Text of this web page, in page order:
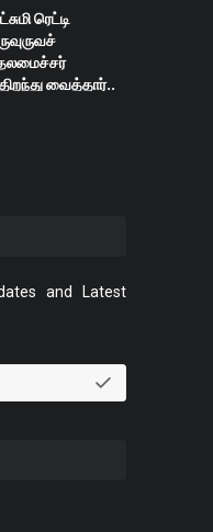
ரெட்டி
வைத்தார்..
and Latest